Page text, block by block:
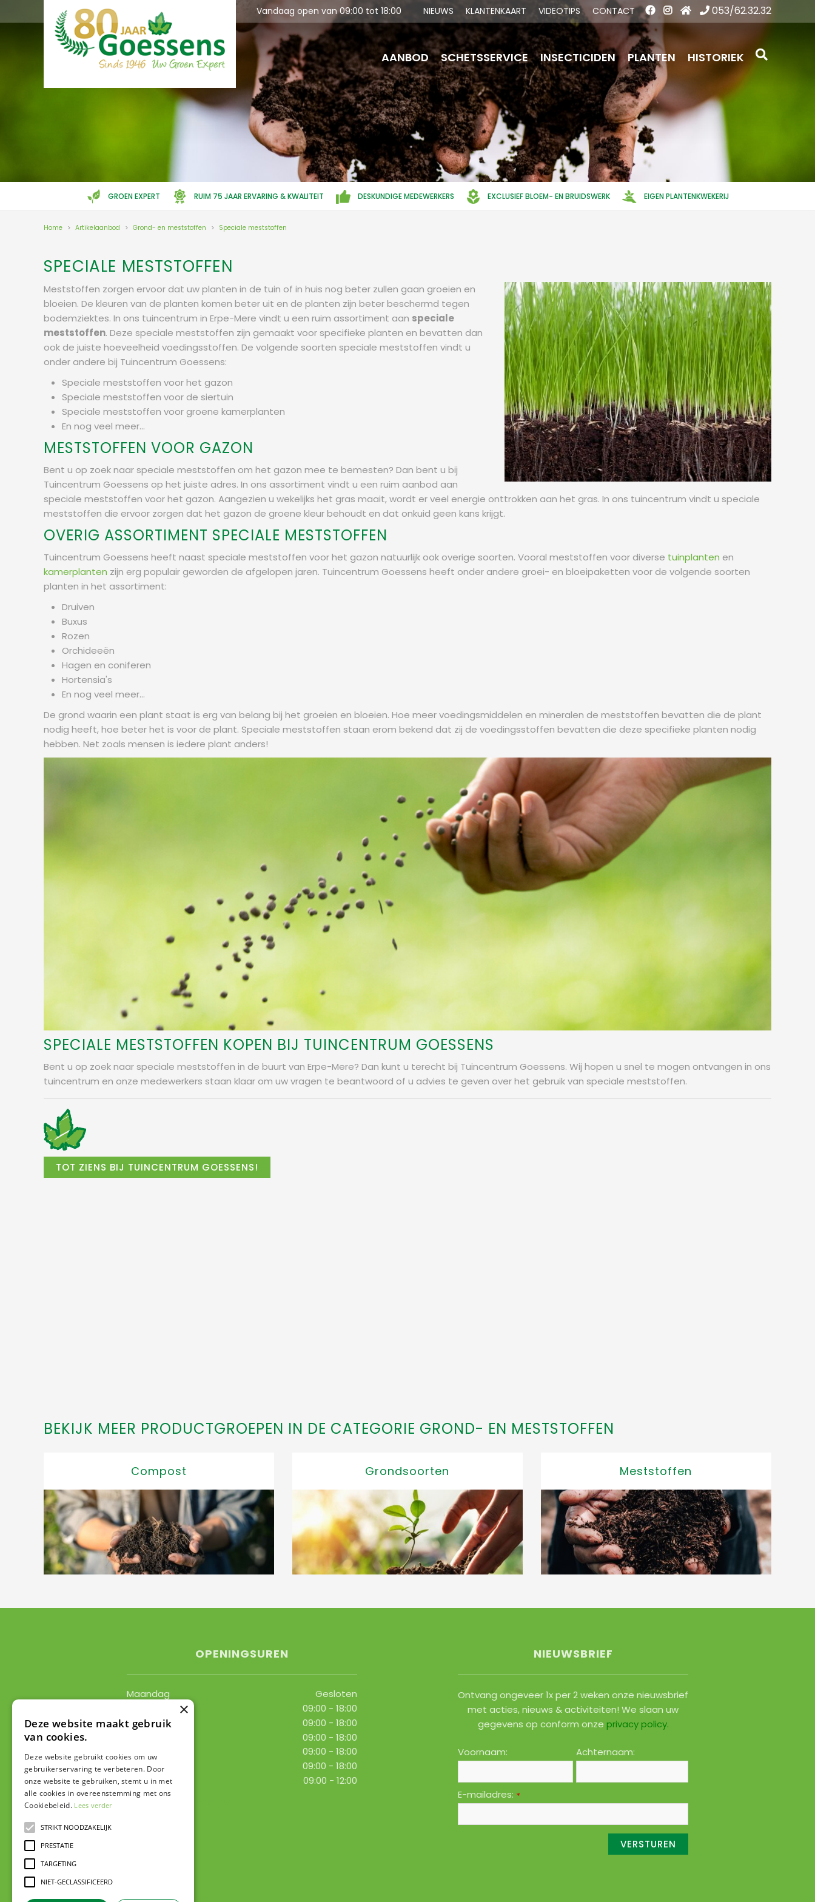
GROEN EXPERT RUIM 75 JAAR ERVARING & KWALITEIT DESKUNDIGE MEDEWERKERS EXCLUSIEF BLOEM- EN BRUIDSWERK EIGEN PLANTENKWEKERIJ
Home > Artikelaanbod > Grond- en meststoffen > Speciale meststoffen
Vandaag open van09:00 tot 18:00 NIEUWS KLANTENKAART VIDEOTIPS CONTACT 053/62.32.32
AANBOD SCHETSSERVICE INSECTICIDEN PLANTEN HISTORIEK
SPECIALE MESTSTOFFEN
Meststoffen zorgen ervoor dat uw planten in de tuin of in huis nog beter zullen gaan groeien en
bloeien. De kleuren van de planten komen beter uit en de planten zijn beter beschermd tegen
bodemziektes. In ons tuincentrum in Erpe-Mere vindt u een ruim assortiment aan speciale
meststoffen. Deze speciale meststoffen zijn gemaakt voor specifieke planten en bevatten dan
ook de juiste hoeveelheid voedingsstoffen. De volgende soorten speciale meststoffen vindt u
onder andere bij Tuincentrum Goessens:
Speciale meststoffen voor het gazon
Speciale meststoffen voor de siertuin
Speciale meststoffen voor groene kamerplanten
En nog veel meer...
MESTSTOFFEN VOOR GAZON
Bent u op zoek naar speciale meststoffen om het gazon mee te bemesten? Dan bent u bij
Tuincentrum Goessens op het juiste adres. In ons assortiment vindt u een ruim aanbod aan
speciale meststoffen voor het gazon. Aangezien u wekelijks het gras maait, wordt er veel energie onttrokken aan het gras. In ons tuincentrum vindt u speciale
meststoffen die ervoor zorgen dat het gazon de groene kleur behoudt en dat onkuid geen kans krijgt.
OVERIG ASSORTIMENT SPECIALE MESTSTOFFEN
Tuincentrum Goessens heeft naast speciale meststoffen voor het gazon natuurlijk ook overige soorten. Vooral meststoffen voor diverse tuinplanten en
kamerplanten zijn erg populair geworden de afgelopen jaren. Tuincentrum Goessens heeft onder andere groei- en bloeipaketten voor de volgende soorten
planten in het assortiment:
Druiven
Buxus
Rozen
Orchideeën
Hagen en coniferen
Hortensia's
En nog veel meer...
De grond waarin een plant staat is erg van belang bij het groeien en bloeien. Hoe meer voedingsmiddelen en mineralen de meststoffen bevatten die de plant
nodig heeft, hoe beter het is voor de plant. Speciale meststoffen staan erom bekend dat zij de voedingsstoffen bevatten die deze specifieke planten nodig
hebben. Net zoals mensen is iedere plant anders!
SPECIALE MESTSTOFFEN KOPEN BIJ TUINCENTRUM GOESSENS
Bent u op zoek naar speciale meststoffen in de buurt van Erpe-Mere? Dan kunt u terecht bij Tuincentrum Goessens. Wij hopen u snel te mogen ontvangen in ons
tuincentrum en onze medewerkers staan klaar om uw vragen te beantwoord of u advies te geven over het gebruik van speciale meststoffen.
TOT ZIENS BIJ TUINCENTRUM GOESSENS!
BEKIJK MEER PRODUCTGROEPEN IN DE CATEGORIE GROND- EN MESTSTOFFEN
Compost Grondsoorten Meststoffen
OPENINGSUREN
Maandag
Gesloten
09:00 - 18:00
Woensdag
09:00 - 18:00
09:00 - 18:00
09:00 - 18:00
Zaterdag
09:00 - 18:00
Zondag
09:00 - 12:00
Toon alle openingstijden
NIEUWSBRIEF
Ontvang ongeveer 1x per 2 weken onze nieuwsbrief
met acties, nieuws & activiteiten! We slaan uw
gegevens op conform onze privacy policy.
Voornaam: Achternaam:
E-mailadres: *
×
Deze website maakt gebruik
van cookies.
Deze website gebruikt cookies om uw
gebruikerservaring te verbeteren. Door
onze website te gebruiken, stemt u in met
alle cookies in overeenstemming met ons
Cookiebeleid. Lees verder
STRIKT NOODZAKELIJK
PRESTATIE
TARGETING
NIET-GECLASSIFICEERD